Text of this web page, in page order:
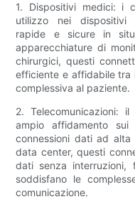
1. Dispositivi medici: i
utilizzo nei dispositivi
rapide e sicure in
apparecchiature di
chirurgici, questi
efficiente e affidabile tra
complessiva al paziente.
2. Telecomunicazioni:
ampio affidamento
connessioni dati ad
data center, questi
dati senza interruzioni,
soddisfano le
comunicazione.